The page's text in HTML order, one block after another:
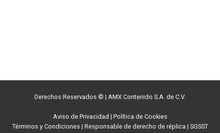
Derechos Reservados © | AMX Contenido S.A. de C.V.
Aviso de Privacidad | Política de Cookies
Términos y Condiciones | Responsable de derecho de réplica | SGSST